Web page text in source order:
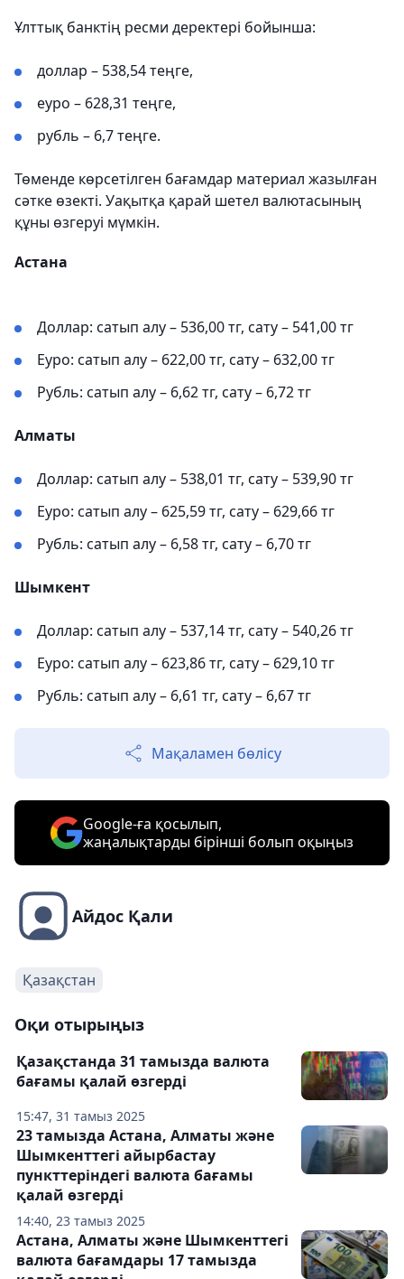
Ұлттық банктің ресми деректері бойынша:
доллар – 538,54 теңге,
еуро – 628,31 теңге,
рубль – 6,7 теңге.
Төменде көрсетілген бағамдар материал жазылған
сәтке өзекті. Уақытқа қарай шетел валютасының
құны өзгеруі мүмкін.
Астана
Доллар: сатып алу – 536,00 тг, сату – 541,00 тг
Еуро: сатып алу – 622,00 тг, сату – 632,00 тг
Рубль: сатып алу – 6,62 тг, сату – 6,72 тг
Алматы
Доллар: сатып алу – 538,01 тг, сату – 539,90 тг
Еуро: сатып алу – 625,59 тг, сату – 629,66 тг
Рубль: сатып алу – 6,58 тг, сату – 6,70 тг
Шымкент
Доллар: сатып алу – 537,14 тг, сату – 540,26 тг
Еуро: сатып алу – 623,86 тг, сату – 629,10 тг
Рубль: сатып алу – 6,61 тг, сату – 6,67 тг
Мақаламен бөлісу
Google-ға қосылып,
жаңалықтарды бірінші болып оқыңыз
Айдос Қали
Қазақстан
Оқи отырыңыз
15:47, 31 тамыз 2025
Қазақстанда 31 тамызда валюта
бағамы қалай өзгерді
14:40, 23 тамыз 2025
23 тамызда Астана, Алматы және
Шымкенттегі айырбастау
пункттеріндегі валюта бағамы
қалай өзгерді
Астана, Алматы және Шымкенттегі
валюта бағамдары 17 тамызда